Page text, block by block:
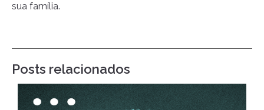
sua família.
Posts relacionados